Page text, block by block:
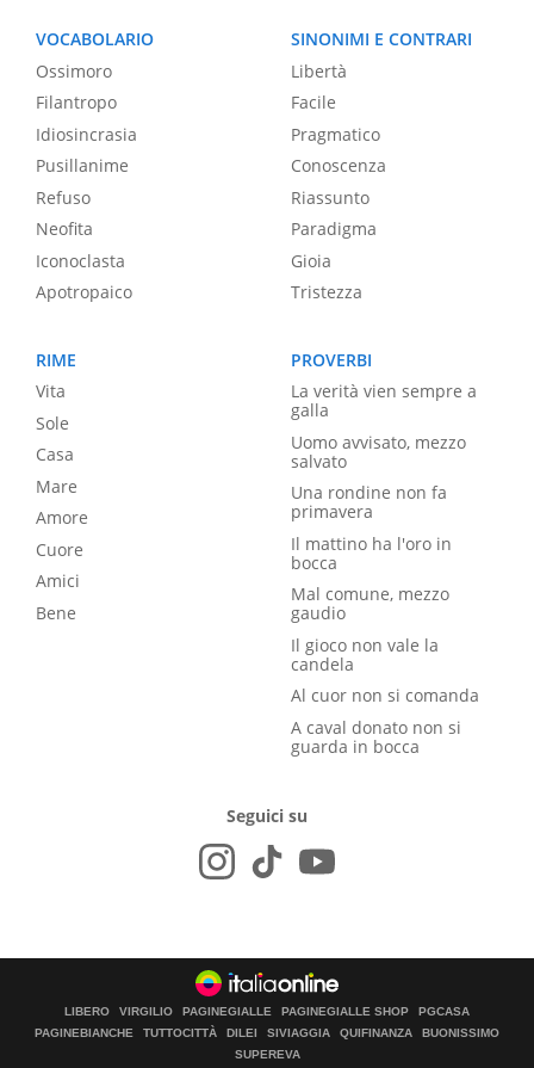
VOCABOLARIO
Ossimoro
Filantropo
Idiosincrasia
Pusillanime
Refuso
Neofita
Iconoclasta
Apotropaico
SINONIMI E CONTRARI
Libertà
Facile
Pragmatico
Conoscenza
Riassunto
Paradigma
Gioia
Tristezza
RIME
Vita
Sole
Casa
Mare
Amore
Cuore
Amici
Bene
PROVERBI
La verità vien sempre a
galla
Uomo avvisato, mezzo
salvato
Una rondine non fa
primavera
Il mattino ha l'oro in
bocca
Mal comune, mezzo
gaudio
Il gioco non vale la
candela
Al cuor non si comanda
A caval donato non si
guarda in bocca
Seguici su
LIBERO VIRGILIO PAGINEGIALLE PAGINEGIALLE SHOP
PGCASA
PAGINEBIANCHE
TUTTOCITTÀ DILEI SIVIAGGIA QUIFINANZA
BUONISSIMO
SUPEREVA